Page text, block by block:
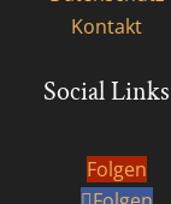
Kontakt
Social Links
Folgen